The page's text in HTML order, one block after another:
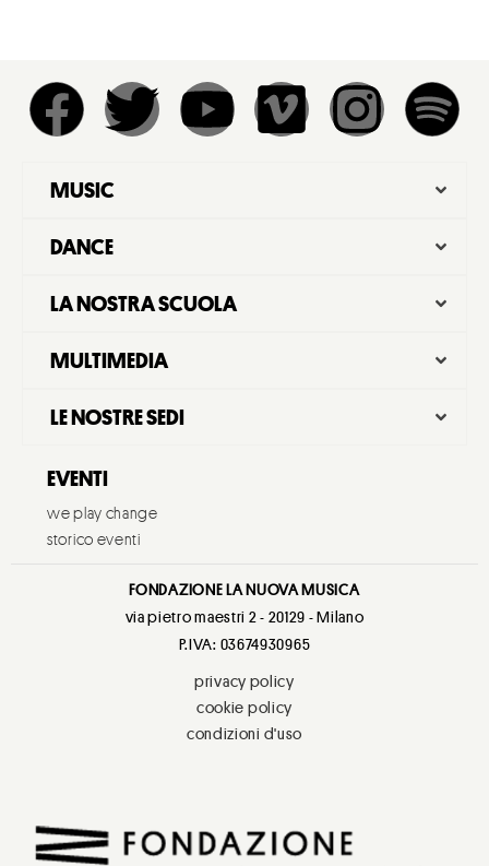
MUSIC
DANCE
LA NOSTRA SCUOLA
MULTIMEDIA
LE NOSTRE SEDI
EVENTI
we play change
storico eventi
FONDAZIONE LA NUOVA MUSICA
via pietro maestri 2 - 20129 - Milano
P.IVA: 03674930965
privacy policy
cookie policy
condizioni d'uso